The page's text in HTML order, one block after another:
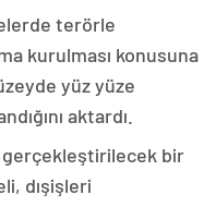
terörle
kurulması konusuna
yüz yüze
aktardı.
gerçekleştirilecek bir
dışişleri